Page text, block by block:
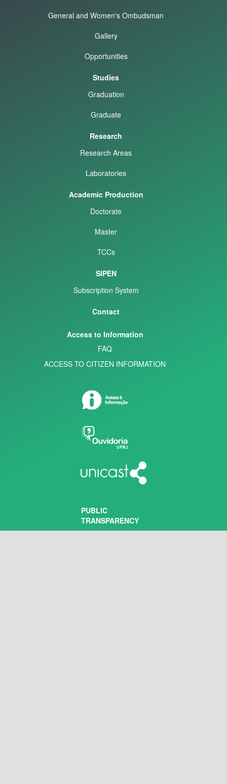
General and Women's Ombudsman
Gallery
Opportunities
Studies
Graduation
Graduate
Research
Research Areas
Laboratories
Academic Production
Doctorate
Master
TCCs
SIPEN
Subscription System
Contact
Access to Information
FAQ
ACCESS TO CITIZEN INFORMATION
PUBLIC
TRANSPARENCY